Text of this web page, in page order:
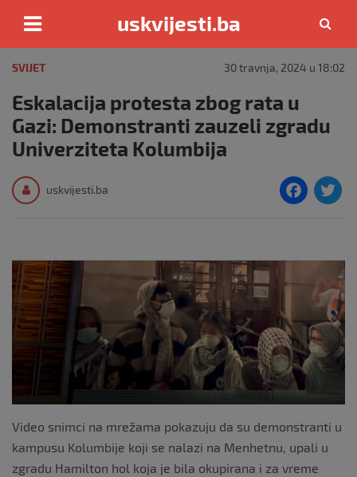
content
uskvijesti.ba
SVIJET 30 travnja, 2024 u 18:02
Eskalacija protesta zbog rata u
Gazi: Demonstranti zauzeli zgradu
Univerziteta Kolumbija
uskvijesti.ba
F
e
b
o
o
k
Video snimci na mrežama pokazuju da su demonstranti u
kampusu Kolumbije koji se nalazi na Menhetnu, upali u
zgradu Hamilton hol koja je bila okupirana i za vreme